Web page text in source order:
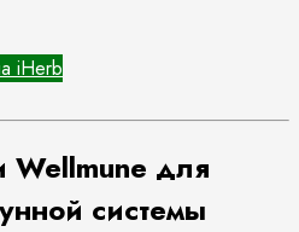
iHerb
Wellmune для
системы